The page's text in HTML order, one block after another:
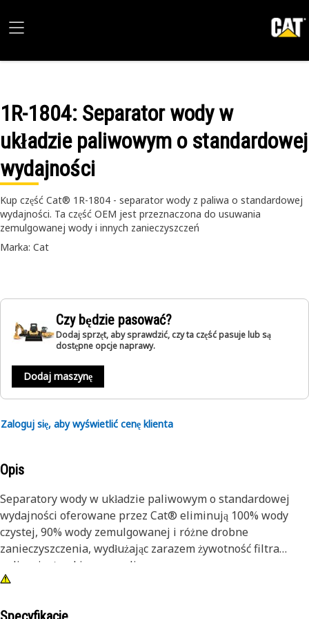
1R-1804: Separator wody w
układzie paliwowym o standardowej
wydajności
Kup część Cat® 1R-1804 - separator wody z paliwa o standardowej
wydajności. Ta część OEM jest przeznaczona do usuwania
zemulgowanej wody i innych zanieczyszczeń
Marka: Cat
Czy będzie pasować?
Dodaj sprzęt, aby sprawdzić, czy ta część pasuje lub są
dostępne opcje naprawy.
Dodaj maszynę
Zaloguj się, aby wyświetlić cenę klienta
Opis
Separatory wody w układzie paliwowym o standardowej
wydajności oferowane przez Cat® eliminują 100% wody
czystej, 90% wody zemulgowanej i różne drobne
zanieczyszczenia, wydłużając zarazem żywotność filtra
paliwa i wtryskiwaczy paliwa.
projektowane i wytwarzane specjalnie dla maszyn Cat,